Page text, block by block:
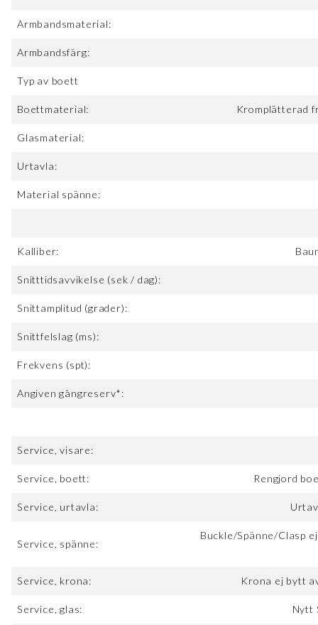
Armbandsmaterial:
Armbandsfärg:
Typ av boett
Boettmaterial: Kromplätterad
Glasmaterial:
Urtavla:
Material spänne:
Kalliber:
Snitttidsavvikelse (sek / dag):
Snittamplitud (grader):
Snittfelslag (ms):
Frekvens (spt):
Angiven gångreserv*:
Service, visare:
Service, boett: Rengjord
Service, urtavla:
Service, spänne:
Buckle/Spänne/Clasp
Service, krona: Krona ej bytt
Service, glas: Nytt